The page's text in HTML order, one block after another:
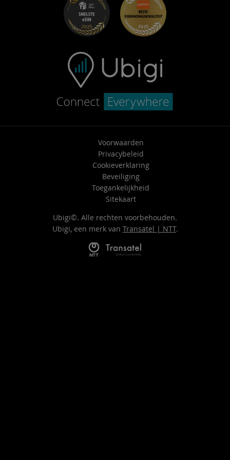
Neem contact op met ondersteuning
Voorwaarden
Privacybeleid
Cookieverklaring
Beveiliging
Toegankelijkheid
Sitekaart
Ubigi©. Alle rechten voorbehouden.
Ubigi, een merk van Transatel | NTT.